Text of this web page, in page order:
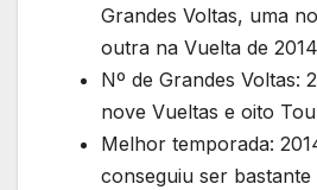
Grandes Voltas, uma
outra na Vuelta de
Nº de Grandes Voltas:
nove Vueltas e oito
Melhor temporada:
conseguiu ser bastante